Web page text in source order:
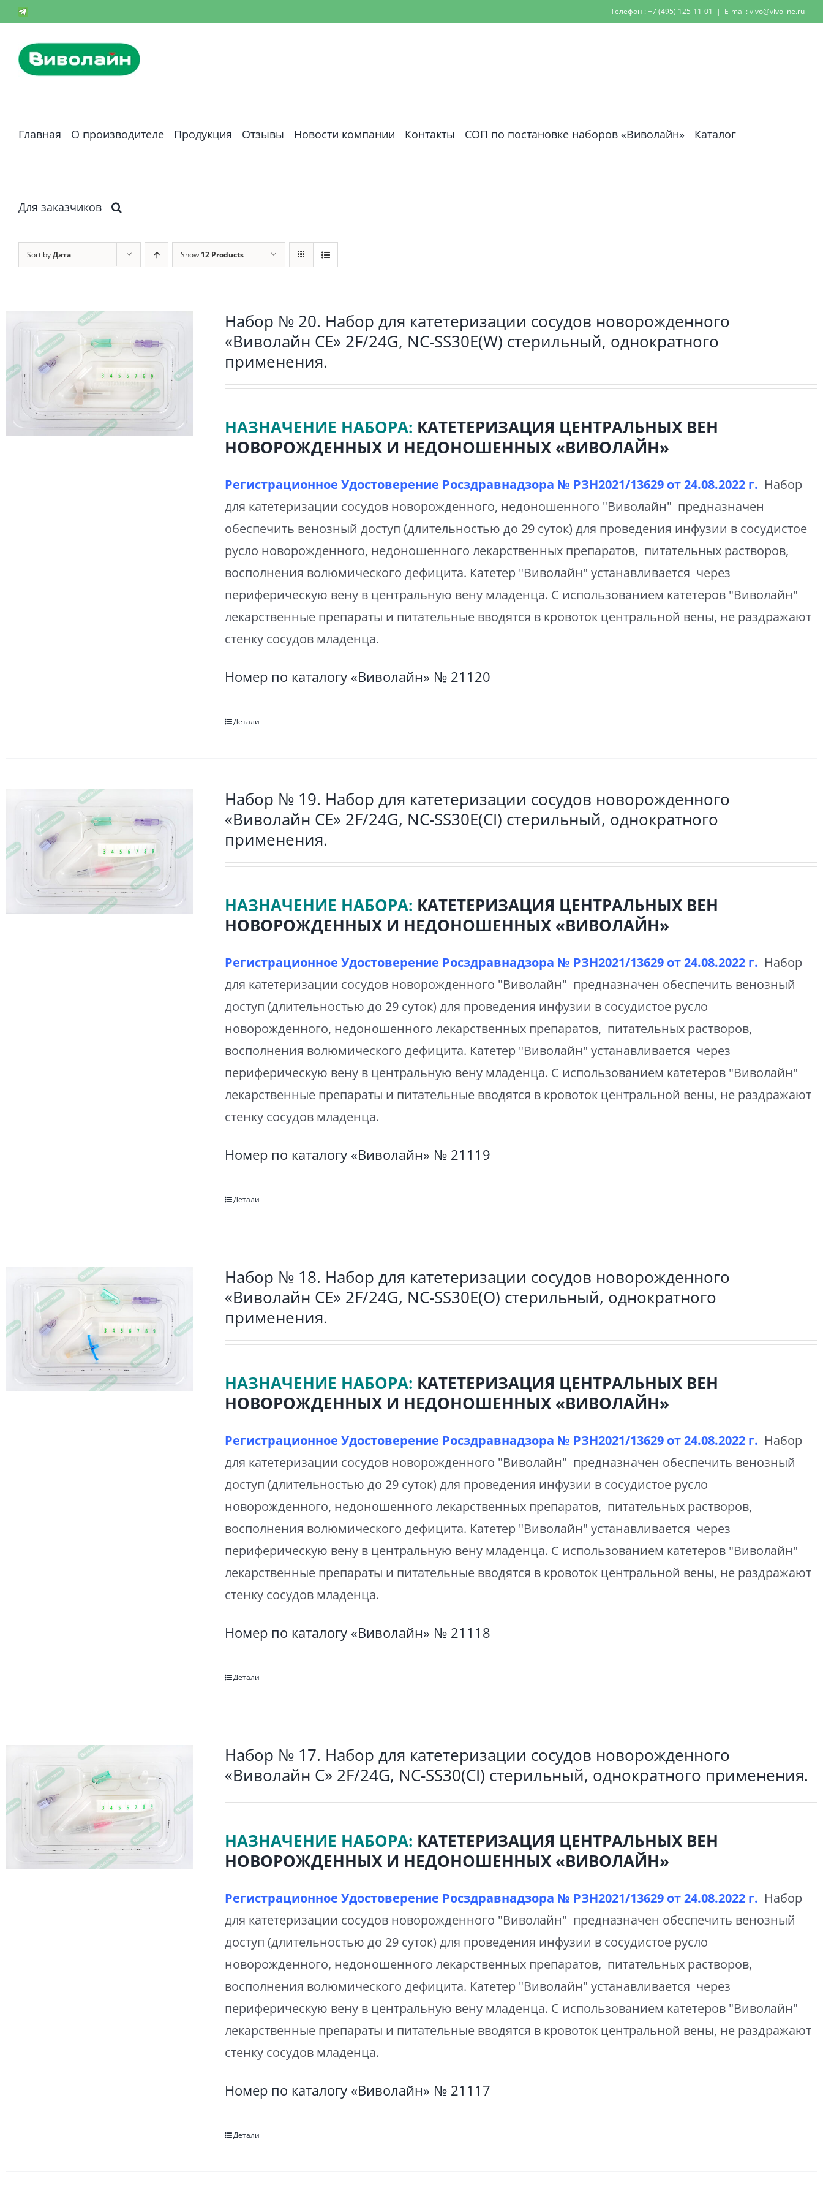
Skip
content
Телеграм-
Телефон : +7 (495) 125-11-01 | E-mail: vivo@vivoline.ru
Главная О производителе Продукция Отзывы Новости компании Контакты СОП по постановке наборов «Виволайн» Каталог
Для заказчиков
Sort byДата Show 12 Products
Набор № 20. Набор для катетеризации сосудов новорожденного
«Виволайн СЕ» 2F/24G, NC-SS30E(W) стерильный, однократного
применения.
НАЗНАЧЕНИЕ НАБОРА: КАТЕТЕРИЗАЦИЯ ЦЕНТРАЛЬНЫХ ВЕН
НОВОРОЖДЕННЫХ И НЕДОНОШЕННЫХ «ВИВОЛАЙН»
Регистрационное Удостоверение Росздравнадзора № РЗН2021/13629 от24.08.2022 г. Набор
для катетеризации сосудов новорожденного, недоношенного "Виволайн" предназначен
обеспечить венозный доступ (длительностью до 29 суток) для проведения инфузии в сосудистое
русло новорожденного, недоношенного лекарственных препаратов, питательных растворов,
восполнения волюмического дефицита. Катетер "Виволайн" устанавливается через
периферическую вену в центральную вену младенца. С использованием катетеров "Виволайн"
лекарственные препараты и питательные вводятся в кровоток центральной вены, не раздражают
стенку сосудов младенца.
Номер по каталогу «Виволайн» № 21120
Детали
Набор № 19. Набор для катетеризации сосудов новорожденного
«Виволайн СЕ» 2F/24G, NC-SS30E(CI) стерильный, однократного
применения.
НАЗНАЧЕНИЕ НАБОРА: КАТЕТЕРИЗАЦИЯ ЦЕНТРАЛЬНЫХ ВЕН
НОВОРОЖДЕННЫХ И НЕДОНОШЕННЫХ «ВИВОЛАЙН»
Регистрационное Удостоверение Росздравнадзора № РЗН2021/13629 от24.08.2022 г. Набор
для катетеризации сосудов новорожденного "Виволайн" предназначен обеспечить венозный
доступ (длительностью до 29 суток) для проведения инфузии в сосудистое русло
новорожденного, недоношенного лекарственных препаратов, питательных растворов,
восполнения волюмического дефицита. Катетер "Виволайн" устанавливается через
периферическую вену в центральную вену младенца. С использованием катетеров "Виволайн"
лекарственные препараты и питательные вводятся в кровоток центральной вены, не раздражают
стенку сосудов младенца.
Номер по каталогу «Виволайн» № 21119
Детали
Набор № 18. Набор для катетеризации сосудов новорожденного
«Виволайн СЕ» 2F/24G, NC-SS30E(O) стерильный, однократного
применения.
НАЗНАЧЕНИЕ НАБОРА: КАТЕТЕРИЗАЦИЯ ЦЕНТРАЛЬНЫХ ВЕН
НОВОРОЖДЕННЫХ И НЕДОНОШЕННЫХ «ВИВОЛАЙН»
Регистрационное Удостоверение Росздравнадзора № РЗН2021/13629 от24.08.2022 г. Набор
для катетеризации сосудов новорожденного "Виволайн" предназначен обеспечить венозный
доступ (длительностью до 29 суток) для проведения инфузии в сосудистое русло
новорожденного, недоношенного лекарственных препаратов, питательных растворов,
восполнения волюмического дефицита. Катетер "Виволайн" устанавливается через
периферическую вену в центральную вену младенца. С использованием катетеров "Виволайн"
лекарственные препараты и питательные вводятся в кровоток центральной вены, не раздражают
стенку сосудов младенца.
Номер по каталогу «Виволайн» № 21118
Детали
Набор № 17. Набор для катетеризации сосудов новорожденного
«Виволайн С» 2F/24G, NC-SS30(CI) стерильный, однократного применения.
НАЗНАЧЕНИЕ НАБОРА: КАТЕТЕРИЗАЦИЯ ЦЕНТРАЛЬНЫХ ВЕН
НОВОРОЖДЕННЫХ И НЕДОНОШЕННЫХ «ВИВОЛАЙН»
Регистрационное Удостоверение Росздравнадзора № РЗН2021/13629 от24.08.2022 г. Набор
для катетеризации сосудов новорожденного "Виволайн" предназначен обеспечить венозный
доступ (длительностью до 29 суток) для проведения инфузии в сосудистое русло
новорожденного, недоношенного лекарственных препаратов, питательных растворов,
восполнения волюмического дефицита. Катетер "Виволайн" устанавливается через
периферическую вену в центральную вену младенца. С использованием катетеров "Виволайн"
лекарственные препараты и питательные вводятся в кровоток центральной вены, не раздражают
стенку сосудов младенца.
Номер по каталогу «Виволайн» № 21117
Детали